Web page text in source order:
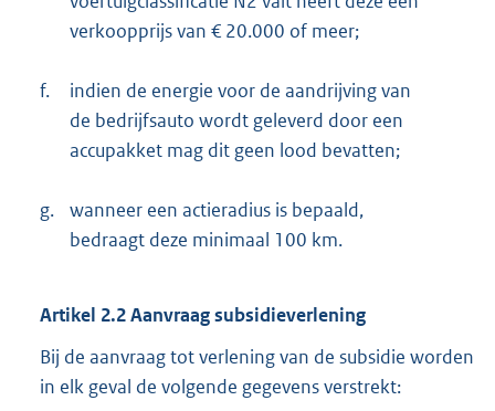
verkoopprijs van € 20.000 of meer;
f.
indien de energie voor de aandrijving van
de bedrijfsauto wordt geleverd door een
accupakket mag dit geen lood bevatten;
g.
wanneer een actieradius is bepaald,
bedraagt deze minimaal 100 km.
Artikel 2.2 Aanvraag subsidieverlening
Bij de aanvraag tot verlening van de subsidie worden
in elk geval de volgende gegevens verstrekt: